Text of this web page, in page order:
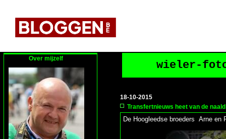
Over mijzelf
wieler-
18-10-2015
Transfertnieuws heet van de naald
De Hoogleedse broeders Arne en